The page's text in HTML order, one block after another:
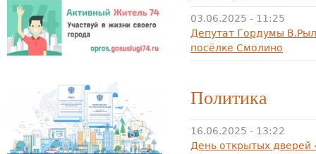
03.06.2025 - 11:25
Депутат Гордумы
посёлке Смолино
Политика
16.06.2025 - 13:22
День открытых